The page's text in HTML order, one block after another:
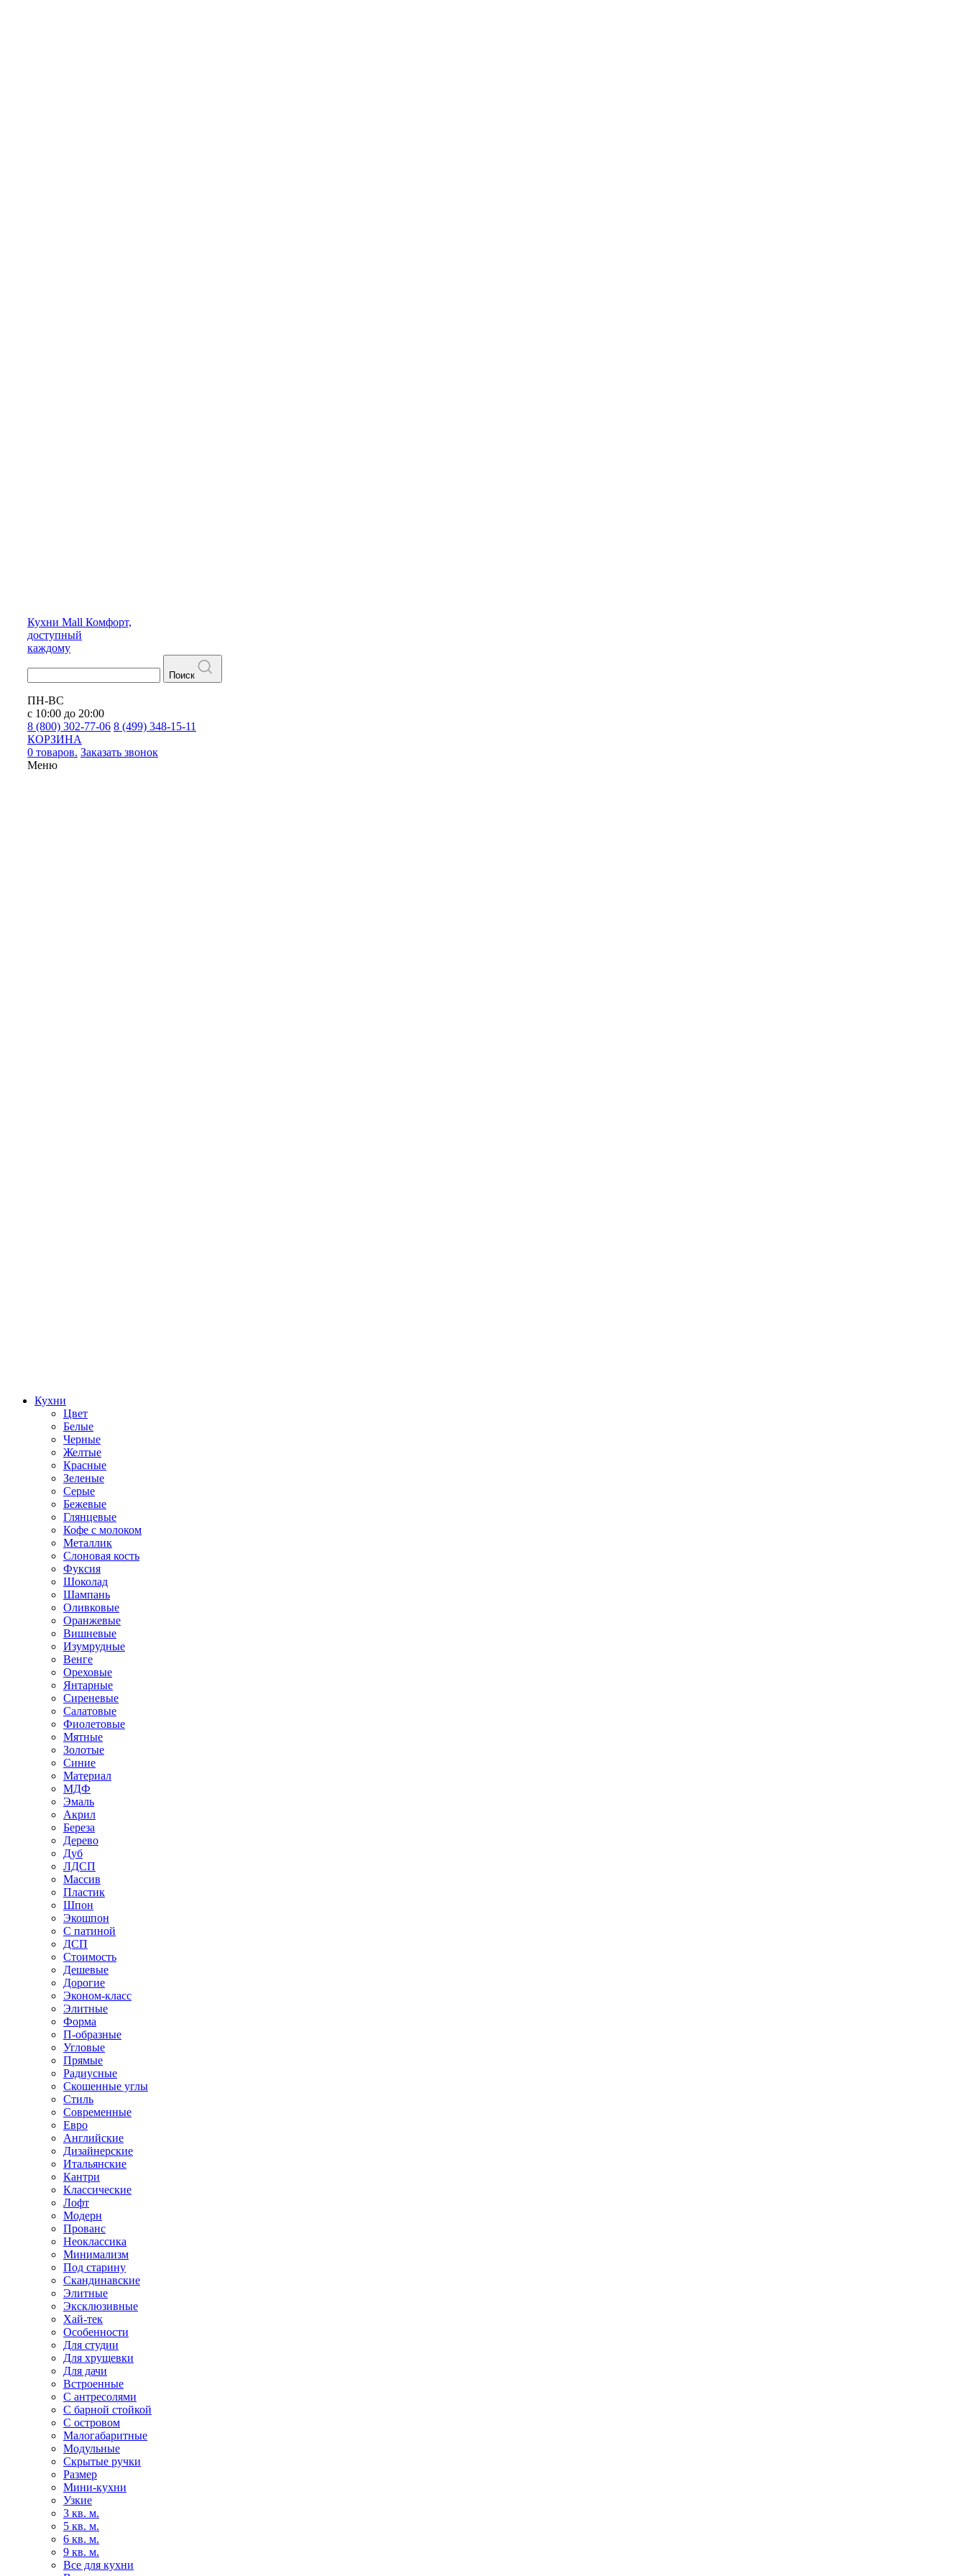
Кухни Mall Комфорт,
доступный
каждому
Поиск
ПН-ВС
с 10:00 до 20:00
8 (800) 302-77-06 8 (499) 348-15-11
КОРЗИНА
0 товаров. Заказать звонок
Меню
Кухни
Цвет
Белые
Черные
Желтые
Красные
Зеленые
Серые
Бежевые
Глянцевые
Кофе с молоком
Металлик
Слоновая кость
Фуксия
Шоколад
Шампань
Оливковые
Оранжевые
Вишневые
Изумрудные
Венге
Ореховые
Янтарные
Сиреневые
Салатовые
Фиолетовые
Мятные
Золотые
Синие
Материал
МДФ
Эмаль
Акрил
Береза
Дерево
Дуб
ЛДСП
Массив
Пластик
Шпон
Экошпон
С патиной
ДСП
Стоимость
Дешевые
Дорогие
Эконом-класс
Элитные
Форма
П-образные
Угловые
Прямые
Радиусные
Скошенные углы
Стиль
Современные
Евро
Английские
Дизайнерские
Итальянские
Кантри
Классические
Лофт
Модерн
Прованс
Неоклассика
Минимализм
Под старину
Скандинавские
Элитные
Эксклюзивные
Хай-тек
Особенности
Для студии
Для хрущевки
Для дачи
Встроенные
С антресолями
С барной стойкой
С островом
Малогабаритные
Модульные
Скрытые ручки
Размер
Мини-кухни
Узкие
3 кв. м.
5 кв. м.
6 кв. м.
9 кв. м.
Все для кухни